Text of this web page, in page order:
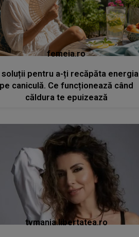
femeia.ro
soluții pentru a-ți recăpăta energia
pe caniculă. Ce funcționează când
căldura te epuizează
tvmania.libertatea.ro